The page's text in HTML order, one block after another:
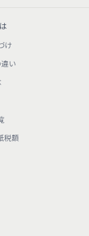
け
い
税額